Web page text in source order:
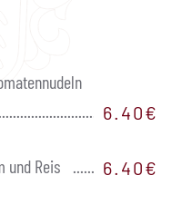
6.40€
und Reis 6.40€